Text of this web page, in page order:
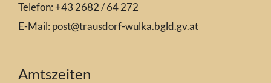
Telefon: +43 2682 / 64 272
E-Mail: post@trausdorf-wulka.bgld.gv.at
Amtszeiten